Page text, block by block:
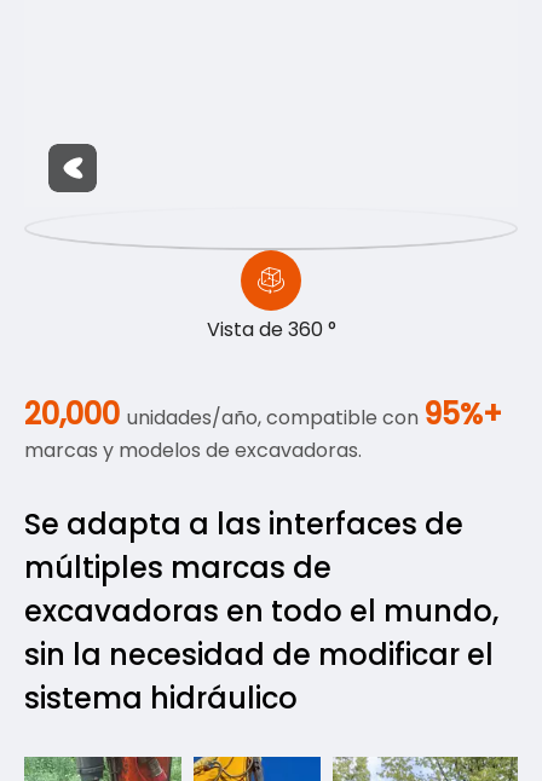
Vista de 360 ​​°
20,000 unidades/año, compatible con 95%+
marcas y modelos de excavadoras.
Se adapta a las interfaces de
múltiples marcas de
excavadoras en todo el mundo,
sin la necesidad de modificar el
sistema hidráulico